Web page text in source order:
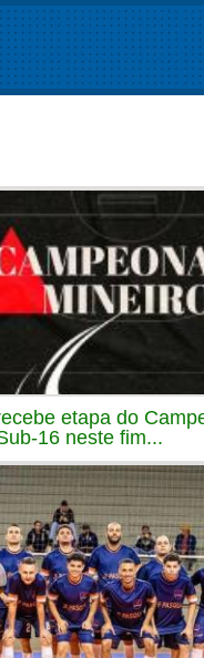
etapa do
16 neste fim...